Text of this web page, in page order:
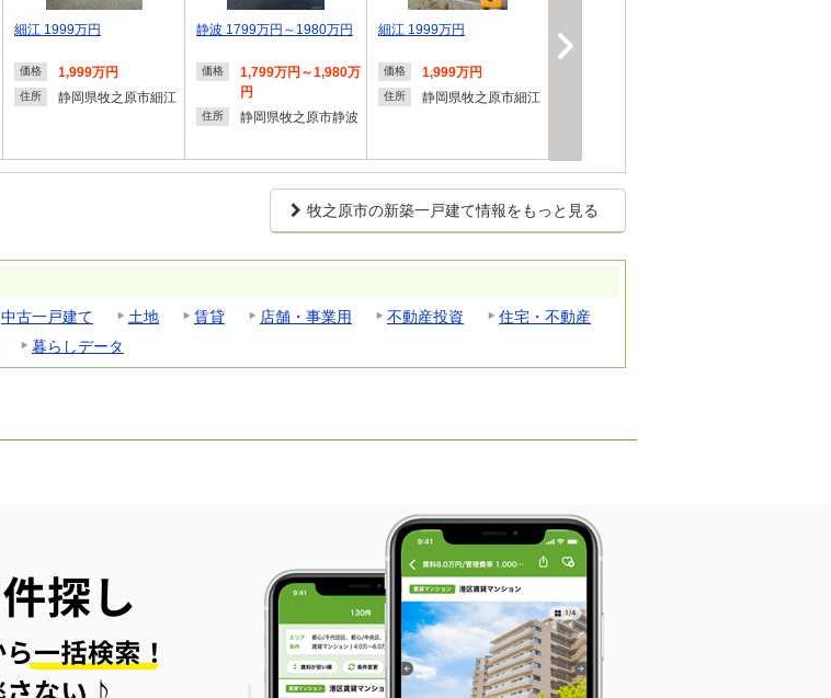
細江 1999万円
価格 1,999万円
住所 静岡県牧之原市細江
静波 1799万円～1980万円
価格
1,799万円～1,980万
円
住所 静岡県牧之原市静波
細江 1999万円
価格 1,999万円
住所 静岡県牧之原市細江
牧之原市の新築一戸建て情報をもっと見る
中古一戸建て 土地 賃貸 店舗・事業用 不動産投資
住宅・不動産
暮らしデータ